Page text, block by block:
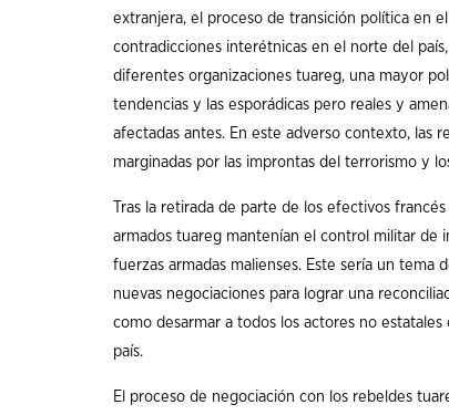
extranjera, el proceso de transición política en
contradicciones interétnicas en el norte del
diferentes organizaciones tuareg, una mayor
tendencias y las esporádicas pero reales y
afectadas antes. En este adverso contexto, las
marginadas por las improntas del terrorismo y
Tras la retirada de parte de los efectivos
armados tuareg mantenían el control militar de
fuerzas armadas malienses. Este sería un
nuevas negociaciones para lograr una
como desarmar a todos los actores no
país.
El proceso de negociación con los rebeldes